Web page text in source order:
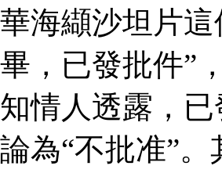
華海纈沙坦片
畢，已發批件”
知情人透露，
論為“不批准”